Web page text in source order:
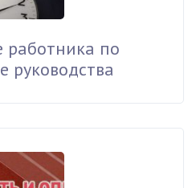
работника по
руководства